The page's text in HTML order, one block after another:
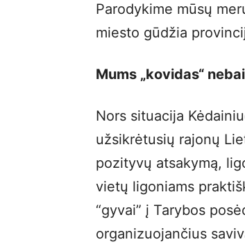
Parodykime mūsų
miesto gūdžia
Mums „kovidas“
Nors situacija
užsikrėtusių rajonų
pozityvų atsakymą,
vietų ligoniams
“gyvai” į Tarybos
organizuojančius